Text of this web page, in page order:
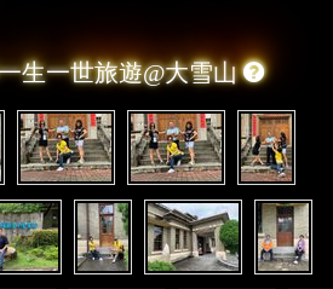
生一世旅遊@大雪山